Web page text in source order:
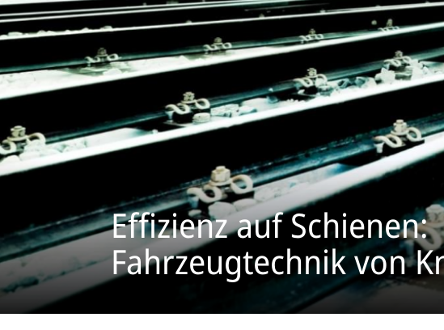
Effizienz auf Schienen:
Fahrzeugtechnik von